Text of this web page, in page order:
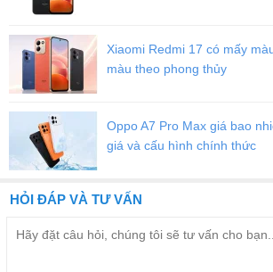
Ốp Lưng Da Mạ Viền Cao Cấp iPhone 11 / 11
Xiaomi Redmi 17 có mấy
màu theo phong thủy
Oppo A7 Pro Max giá bao
giá và cấu hình chính thức
HỎI ĐÁP VÀ TƯ VẤN